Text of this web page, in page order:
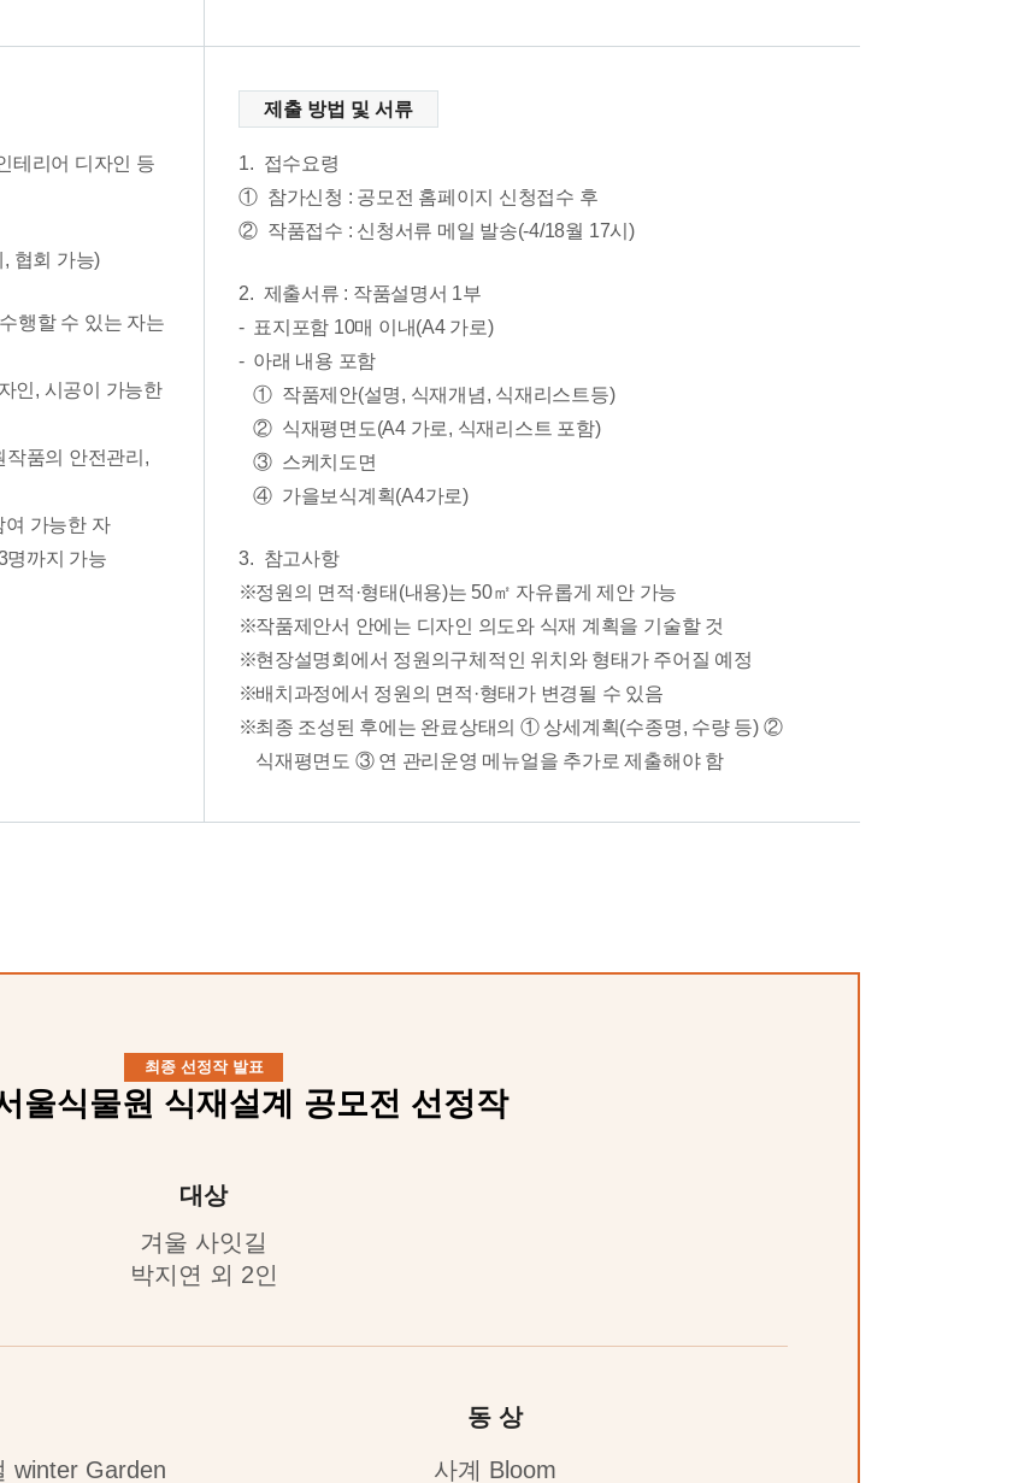
테리어 디자인 등
협회 가능)
행할 수 있는 자는
인, 시공이 가능한
작품의 안전관리,
여 가능한 자
명까지 가능
제출 방법 및 서류
1. 접수요령
① 참가신청 : 공모전 홈페이지 신청접수 후
② 작품접수 : 신청서류 메일 발송(-4/18월 17시)
2. 제출서류 : 작품설명서 1부
표지포함 10매 이내(A4 가로)
아래 내용 포함
① 작품제안(설명, 식재개념, 식재리스트등)
② 식재평면도(A4 가로, 식재리스트 포함)
③ 스케치도면
④ 가을보식계획(A4가로)
3. 참고사항
정원의 면적·형태(내용)는 50㎡ 자유롭게 제안 가능
작품제안서 안에는 디자인 의도와 식재 계획을 기술할 것
현장설명회에서 정원의구체적인 위치와 형태가 주어질 예정
배치과정에서 정원의 면적·형태가 변경될 수 있음
최종 조성된 후에는 완료상태의 ① 상세계획(수종명, 수량 등) ②
식재평면도 ③ 연 관리운영 메뉴얼을 추가로 제출해야 함
최종 선정작 발표
울식물원 식재설계 공모전 선정작
대상
겨울 사잇길
박지연 외 2인
winter Garden
동 상
사계 Bloom